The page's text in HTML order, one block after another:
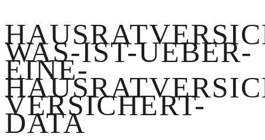
WAS-IST-UEBER-
EINE-
VERSICHERT-
DATA